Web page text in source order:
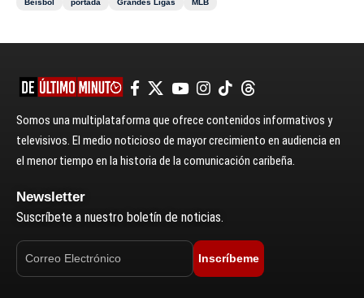
Somos una multiplataforma que ofrece contenidos informativos y
televisivos. El medio noticioso de mayor crecimiento en audiencia en
el menor tiempo en la historia de la comunicación caribeña.
Newsletter
Suscríbete a nuestro boletín de noticias.
Inscríbeme